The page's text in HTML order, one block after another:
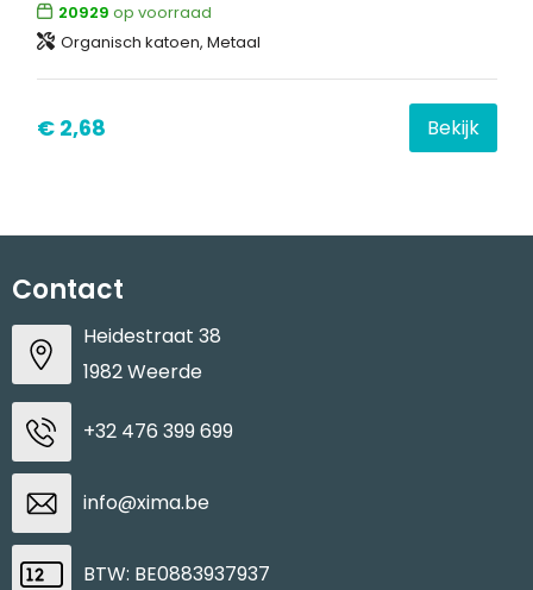
20929 op voorraad
Organisch katoen, Metaal
€ 2,68 Bekijk
Contact
Heidestraat 38
1982 Weerde
+32 476 399 699
info@xima.be
BTW: BE0883937937